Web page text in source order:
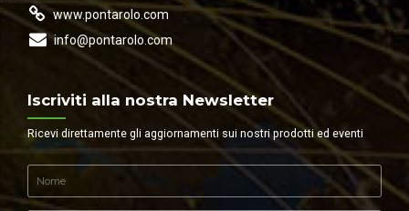
www.pontarolo.com
info@pontarolo.com
Iscriviti alla nostra Newsletter
Ricevi direttamente gli aggiornamenti sui nostri prodotti ed eventi